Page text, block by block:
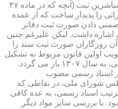
قانون یاد شده، در شرح وظائف مباشرین ثبت (آنچه كه در ماده ۴۷
را پدیدار ساخت كه از عمده
ضمنی دادن صورت ثبت دفاتر
داشت. لیكن علیرغم چنین
روزگاران صورت ثبت سند را
اولین قانون مربوط به تشكیل
مستقل دفترخانه های اسناد رسمی، به سال ۱۳۰۷ باز می گردد.
دفاتر اسناد رسمی مصوب
مجلس شورای ملی، در نقاطی كه
اسناد رسمی، به عده كافی
با بررسی سایر مواد دیگر